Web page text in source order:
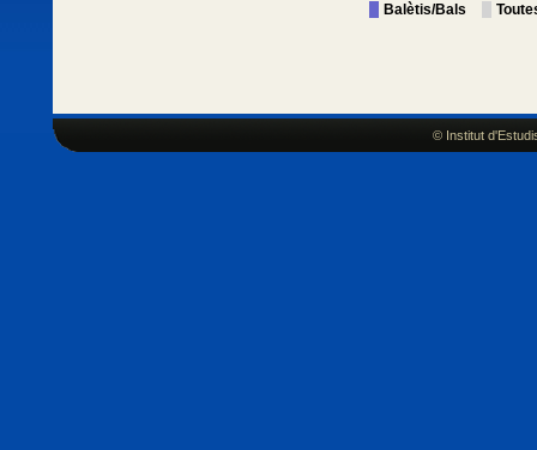
Balètis/Bals
© Institut